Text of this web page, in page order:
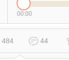
00:00
484 44